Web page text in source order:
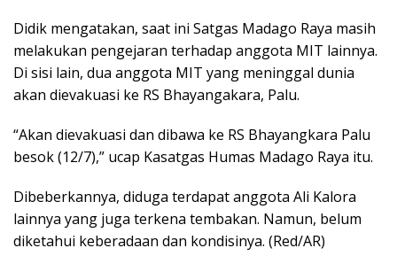
Didik mengatakan, saat ini Satgas Madago Raya masih
melakukan pengejaran terhadap anggota MIT lainnya.
Di sisi lain, dua anggota MIT yang meninggal dunia
akan dievakuasi ke RS Bhayangakara, Palu.
“Akan dievakuasi dan dibawa ke RS Bhayangkara Palu
besok (12/7),” ucap Kasatgas Humas Madago Raya itu.
Dibeberkannya, diduga terdapat anggota Ali Kalora
lainnya yang juga terkena tembakan. Namun, belum
diketahui keberadaan dan kondisinya. (Red/AR)